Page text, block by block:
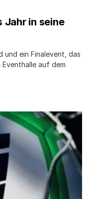
Jahr in seine
und ein Finalevent, das
auf dem